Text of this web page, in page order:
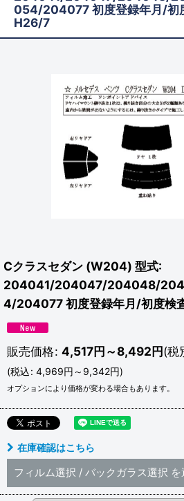
054/204077 初度登録年月/初
H26/7
Cクラスセダン (W204) 型式:
204041/204047/204048/
4/204077 初度登録年月/初度検
販売価格: 4,517円～8,492円(税
(税込: 4,969円 ～9,342円)
オプションにより価格が変わる場合もあります。
在庫確認はこちら
フィルム選択 / バックガラス選択